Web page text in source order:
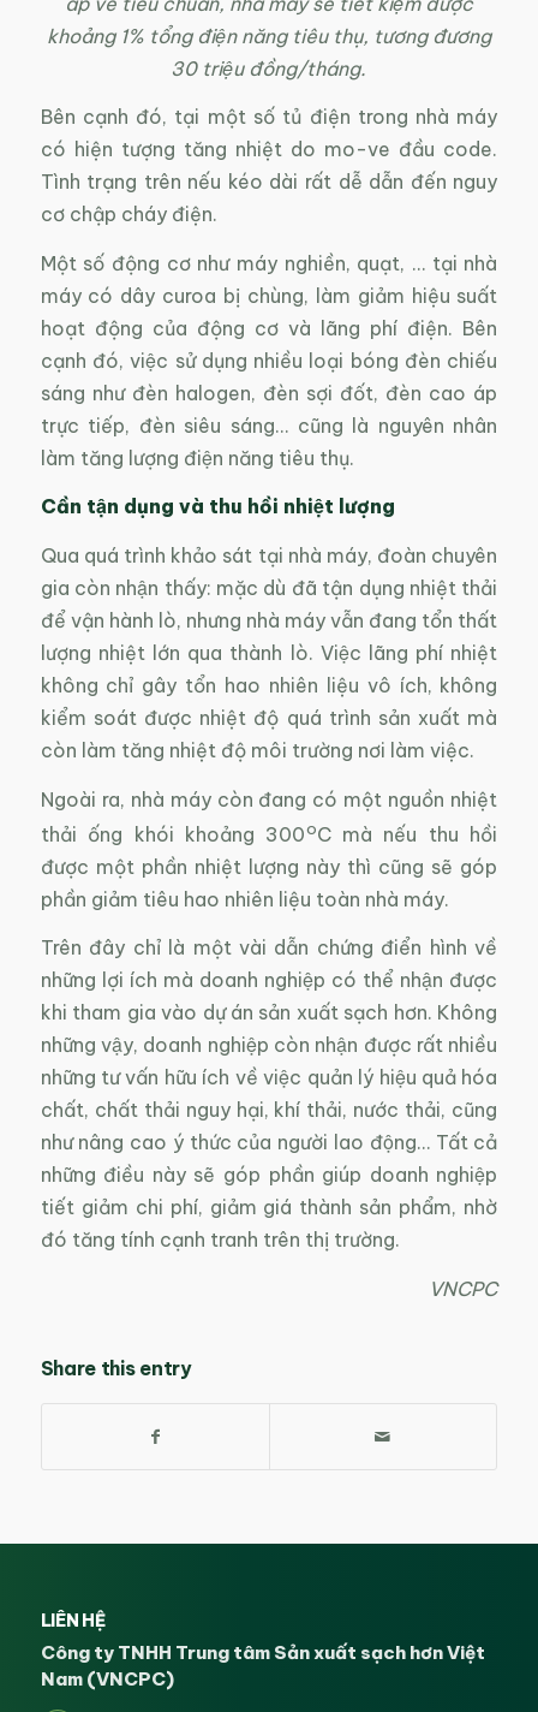
khoảng 1% tổng điện năng tiêu thụ, tương đương
30 triệu đồng/tháng.
Bên cạnh đó, tại một số tủ điện trong nhà máy
có hiện tượng tăng nhiệt do mo-ve đầu code.
Tình trạng trên nếu kéo dài rất dễ dẫn đến nguy
cơ chập cháy điện.
Một số động cơ như máy nghiền, quạt, … tại nhà
máy có dây curoa bị chùng, làm giảm hiệu suất
hoạt động của động cơ và lãng phí điện. Bên
cạnh đó, việc sử dụng nhiều loại bóng đèn chiếu
sáng như đèn halogen, đèn sợi đốt, đèn cao áp
trực tiếp, đèn siêu sáng… cũng là nguyên nhân
làm tăng lượng điện năng tiêu thụ.
Cần tận dụng và thu hồi nhiệt lượng
Qua quá trình khảo sát tại nhà máy, đoàn chuyên
gia còn nhận thấy: mặc dù đã tận dụng nhiệt thải
để vận hành lò, nhưng nhà máy vẫn đang tổn thất
lượng nhiệt lớn qua thành lò. Việc lãng phí nhiệt
không chỉ gây tổn hao nhiên liệu vô ích, không
kiểm soát được nhiệt độ quá trình sản xuất mà
còn làm tăng nhiệt độ môi trường nơi làm việc.
Ngoài ra, nhà máy còn đang có một nguồn nhiệt
thải ống khói khoảng 300oC mà nếu thu hồi
được một phần nhiệt lượng này thì cũng sẽ góp
phần giảm tiêu hao nhiên liệu toàn nhà máy.
Trên đây chỉ là một vài dẫn chứng điển hình về
những lợi ích mà doanh nghiệp có thể nhận được
khi tham gia vào dự án sản xuất sạch hơn. Không
những vậy, doanh nghiệp còn nhận được rất nhiều
những tư vấn hữu ích về việc quản lý hiệu quả hóa
chất, chất thải nguy hại, khí thải, nước thải, cũng
như nâng cao ý thức của người lao động… Tất cả
những điều này sẽ góp phần giúp doanh nghiệp
tiết giảm chi phí, giảm giá thành sản phẩm, nhờ
đó tăng tính cạnh tranh trên thị trường.
VNCPC
Share this entry
LIÊN HỆ
Công ty TNHH Trung tâm Sản xuất sạch hơn Việt
Nam (VNCPC)